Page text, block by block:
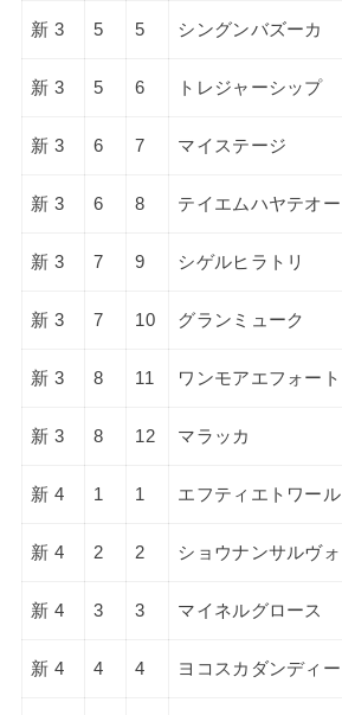
新 3 5 5 シングンバズーカ
新 3 5 6 トレジャーシップ
新 3 6 7 マイステージ
新 3 6 8 テイエムハヤテオー
新 3 7 9 シゲルヒラトリ
新 3 7 10 グランミューク
新 3 8 11 ワンモアエフォート
新 3 8 12 マラッカ
新 4 1 1 エフティエトワール
新 4 2 2 ショウナンサルヴォ
新 4 3 3 マイネルグロース
新 4 4 4 ヨコスカダンディー